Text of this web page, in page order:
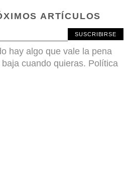
ARTÍCULOS
SUSCRIBIRSE
hay algo que vale la pena
cuando quieras. Política